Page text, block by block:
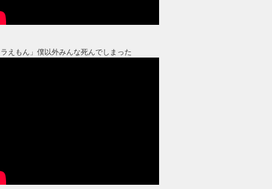
えもん」僕以外みんな死んでしまった